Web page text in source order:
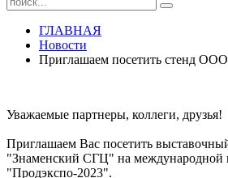
ГЛАВНАЯ
Новости
Приглашаем посетить стенд
Уважаемые партнеры, коллеги, друзья!
Приглашаем Вас посетить
"Знаменский СГЦ" на международной
"Продэкспо-2023".